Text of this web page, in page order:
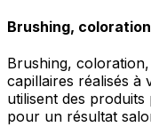
Brushing,
Brushing,
capillaires réalisés à
utilisent des
pour un résultat